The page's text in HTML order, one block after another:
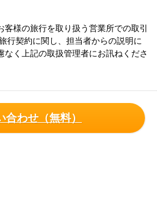
様の旅行を取り扱う営業所での取引
行契約に関し、担当者からの説明に
なく上記の取扱管理者にお訊ねくださ
合わせ（無料）